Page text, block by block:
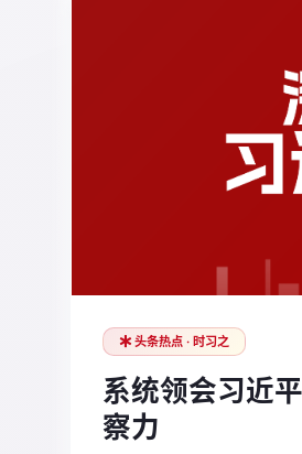
头条热点 · 时习之
系统领会习近
察力